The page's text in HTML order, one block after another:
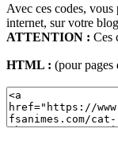
Avec ces codes,
internet, sur votre
ATTENTION : Ces
HTML : (pour pages